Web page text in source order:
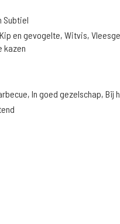
Subtiel
en gevogelte, Witvis,
kazen
In goed gezelschap, Bij